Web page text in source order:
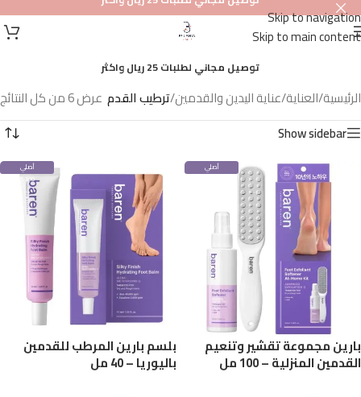
Skip to navigation
Skip to main content
توصيل مجاني لطلبات 25 ريال واكثر
الرئيسية/العناية/عناية اليدين والقدمين/ترطيب القدم عرض ⁦6⁩ من كل النتائج
Show sidebar
أصلي
بارين مجموعة تقشير وتنعيم
القدمين المنزلية – 100 مل
أصلي
100%
بلسم بارين المرطب للقدمين
باليوريا – 40 مل